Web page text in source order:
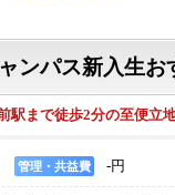
ンパス新入生お
駅まで徒歩2分の至便立
管理・共益費 -円